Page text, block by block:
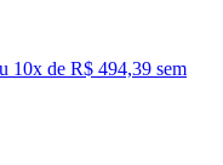
10x de R$ 494,39 sem